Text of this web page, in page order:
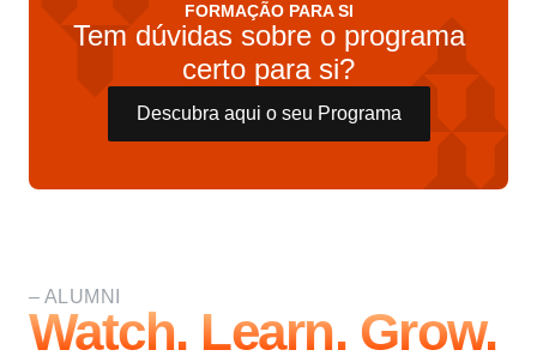
FORMAÇÃO PARA SI
Tem dúvidas sobre o programa
certo para si?
Descubra aqui o seu Programa
– ALUMNI
Watch. Learn. Grow.